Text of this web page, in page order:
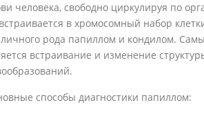
человека, свободно циркулируя по
в хромосомный набор
рода папиллом и кондилом.
встраивание и изменение
способы диагностики папиллом: